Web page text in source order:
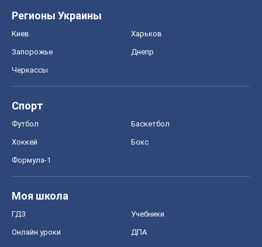
Регионы Украины
Киев Харьков
Запорожье Днепр
Черкассы
Спорт
Футбол Баскетбол
Хоккей Бокс
Формула-1
Моя школа
ГДЗ Учебники
Онлайн уроки ДПА